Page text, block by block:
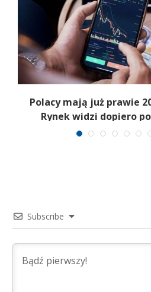
Polacy mają już prawie
Rynek widzi dopiero
Subscribe